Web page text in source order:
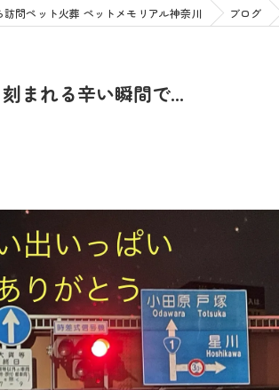
問ペット火葬 ペットメモリアル神奈川 ブログ
まれる辛い瞬間で...